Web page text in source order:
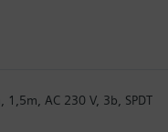
AC 230 V, 3b, SPDT